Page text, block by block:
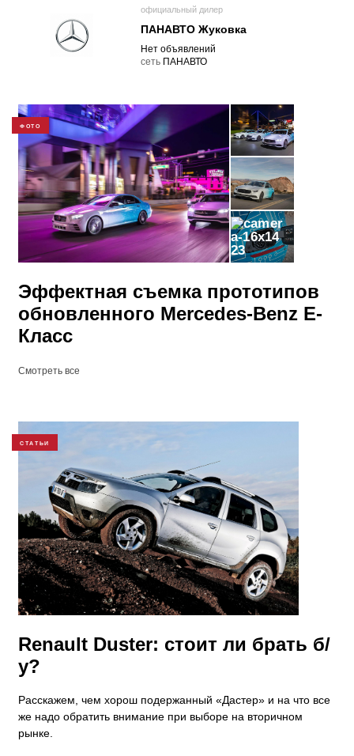
официальный дилер
ПАНАВТО Жуковка
Нет объявлений
cеть ПАНАВТО
ФОТО
23
Эффектная съемка прототипов
обновленного Mercedes-Benz E-
Класс
Смотреть все
СТАТЬИ
Renault Duster: стоит ли брать б/
у?
Расскажем, чем хорош подержанный «Дастер» и на что все
же надо обратить внимание при выборе на вторичном
рынке.